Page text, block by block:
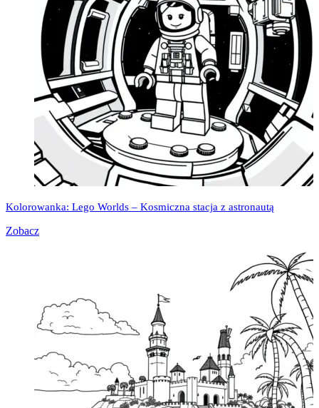
Kolorowanka: Lego Worlds – Kosmiczna stacja z astronautą
Zobacz